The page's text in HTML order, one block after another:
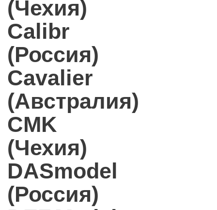
(Чехия)
Calibr
(Россия)
Cavalier
(Австралия)
CMK
(Чехия)
DASmodel
(Россия)